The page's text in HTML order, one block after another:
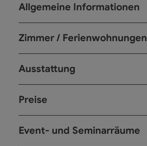
Allgemeine Informationen
Zimmer / Ferienwohnungen
Ausstattung
Preise
Event- und Seminarräume